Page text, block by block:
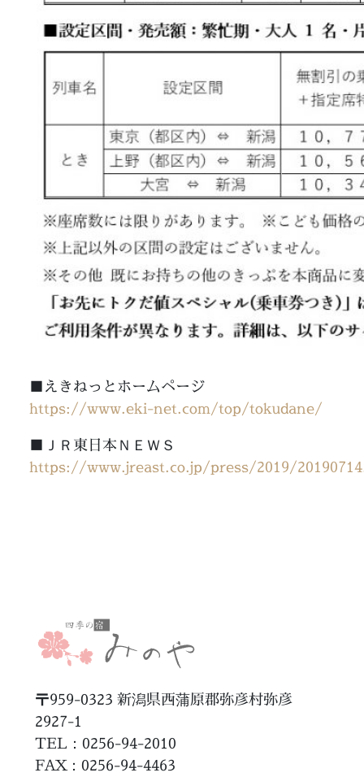
■えきねっとホームページ
https://www.eki-net.com/top/tokudane/
■ＪＲ東日本ＮＥＷＳ
https://www.jreast.co.jp/press/2019/
〒959-0323 新潟県西蒲原郡弥彦村弥彦
2927-1
TEL：0256-94-2010
FAX：0256-94-4463